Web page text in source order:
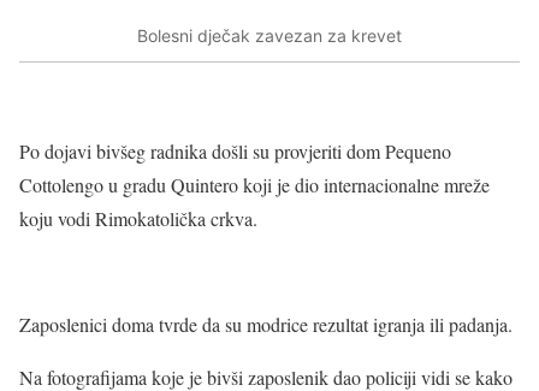
Bolesni dječak zavezan za krevet
Po dojavi bivšeg radnika došli su provjeriti dom Pequeno
Cottolengo u gradu Quintero koji je dio internacionalne mreže
koju vodi Rimokatolička crkva.
Zaposlenici doma tvrde da su modrice rezultat igranja ili padanja.
Na fotografijama koje je bivši zaposlenik dao policiji vidi se kako